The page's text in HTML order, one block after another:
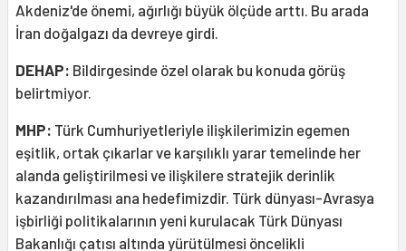
Akdeniz'de önemi, ağırlığı büyük ölçüde arttı. Bu arada
İran doğalgazı da devreye girdi.
DEHAP: Bildirgesinde özel olarak bu konuda görüş
belirtmiyor.
MHP: Türk Cumhuriyetleriyle ilişkilerimizin egemen
eşitlik, ortak çıkarlar ve karşılıklı yarar temelinde her
alanda geliştirilmesi ve ilişkilere stratejik derinlik
kazandırılması ana hedefimizdir. Türk dünyası-Avrasya
işbirliği politikalarının yeni kurulacak Türk Dünyası
Bakanlığı çatısı altında yürütülmesi öncelikli